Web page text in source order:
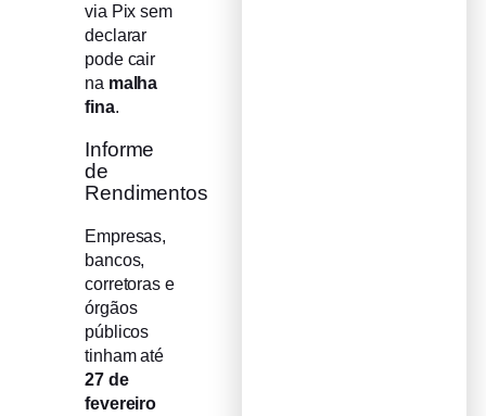
via Pix sem
declarar
pode cair
na malha
fina.
Informe
de
Rendimentos
Empresas,
bancos,
corretoras e
órgãos
públicos
tinham até
27 de
fevereiro